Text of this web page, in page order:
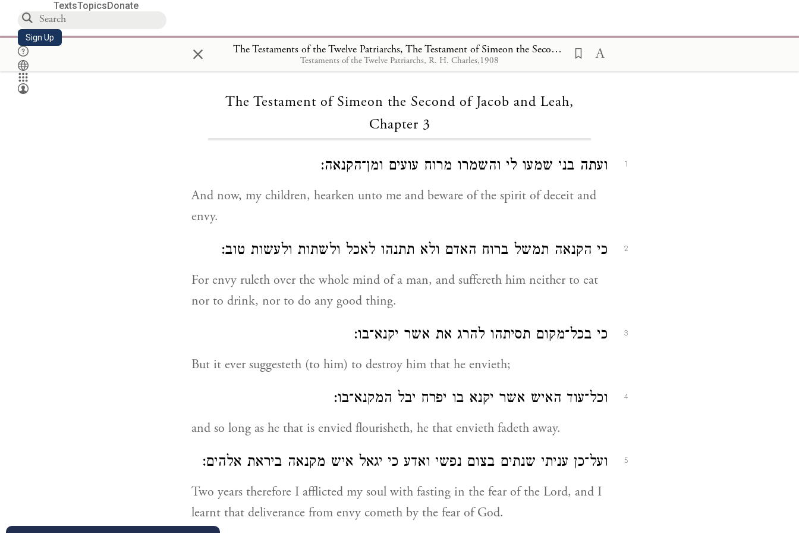
TextsTopicsDonate
Sign Up × The Testaments of the Twelve Patriarchs, The Testament of Simeon the Second of Jacob and Leah 3
Testaments of the Twelve Patriarchs, R. H. Charles,1908
Loading...
The Testament of Simeon the Second of Jacob and Leah,
Chapter 3
1 ועתה בני שמעו לי והשמרו מרוח עועים ומן־הקנאה:
And now, my children, hearken unto me and beware of the spirit of deceit and
envy.
2 כי הקנאה תמשל ברוח האדם ולא תתנהו לאכל ולשתות ולעשות טוב:
For envy ruleth over the whole mind of a man, and suffereth him neither to eat
nor to drink, nor to do any good thing.
3 כי בכל־מקום תסיתהו להרג את אשר יקנא־בו:
But it ever suggesteth (to him) to destroy him that he envieth;
4 וכל־עוד האיש אשר יקנא בו יפרח יבל המקנא־בו:
and so long as he that is envied flourisheth, he that envieth fadeth away.
5 ועל־כן עניתי שנתים בצום נפשי ואדע כי יגאל איש מקנאה ביראת אלהים:
Two years therefore I afflicted my soul with fasting in the fear of the Lord, and I
learnt that deliverance from envy cometh by the fear of God.